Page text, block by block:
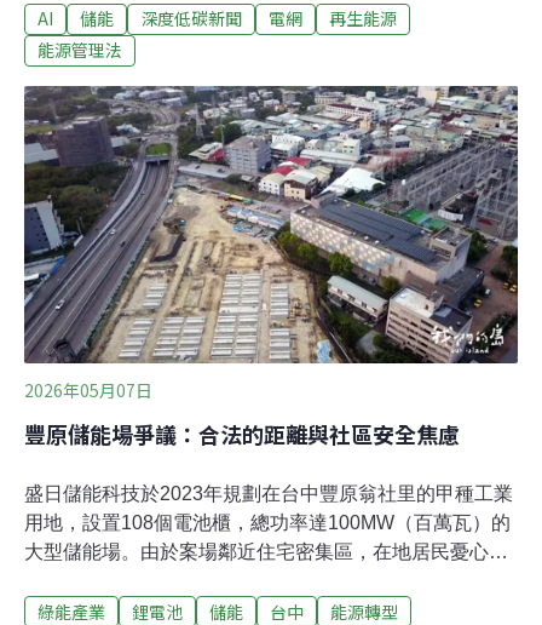
少自用發電及儲能。經濟部長龔明鑫表示，初步規劃將以
5MW作為討論基礎，約涵蓋700家業者，但仍須與各界協
法院2019年修訂《再生能源發展條例》，訂出「用電大
戶」條款：契約容量達5MW以上的企業，須在5年內設置
契約容量10%的再生能源裝置容量，並給予5年緩衝期。
經濟部今（2026）年提出《能源管理法》修正草案，更進
一步要求半導體、資料中心等產業提升能源自給能力、降
低對電網的依賴，已於5月獲行政院核定。
AI 儲能 深度低碳新聞 電網
再生能源
能源管理法
2026年05月07日
豐原儲能場爭議：合法的距離與社區安全焦慮
盛日儲能科技於2023年規劃在台中豐原翁社里的甲種工業
用地，設置108個電池櫃，總功率達100MW（百萬瓦）的
大型儲能場。由於案場鄰近住宅密集區，在地居民憂心影
台，就能清楚看見怪手與卡車持續進出整地施工。他表
綠能產業 鋰電池 儲能 台中 能源轉型